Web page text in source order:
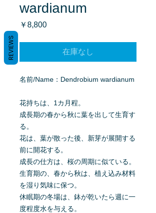
wardianum
￥8,800価
在庫なし
名前/Name：Dendrobium wardianum
花持ちは、1カ月程。
成長期の春から秋に葉を出して生育す
る。
花は、葉が散った後、新芽が展開する
前に開花する。
成長の仕方は、桜の周期に似ている。
生育期の、春から秋は、植え込み材料
を湿り気味に保つ。
休眠期の冬場は、鉢が乾いたら週に一
度程度水を与える。
REVIEWS